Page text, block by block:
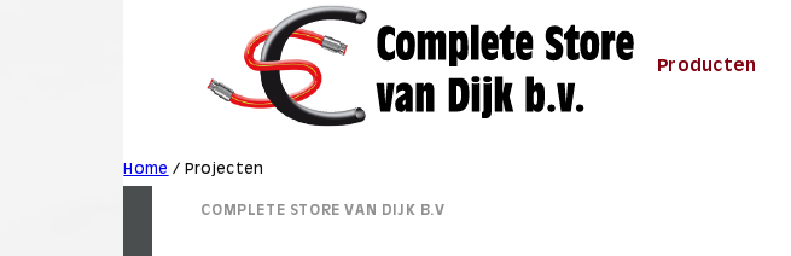
Producten
Home / Projecten
COMPLETE STORE VAN DIJK B.V